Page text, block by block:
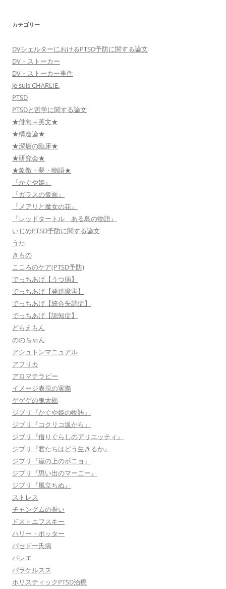
カテゴリー
DVシェルターにおけるPTSD予防に関する論文
DV・ストーカー
DV・ストーカー事件
Je suis CHARLIE.
PTSD
PTSDと哲学に関する論文
★俳句＋英文★
★構造論★
★深層の臨床★
★研究会★
★象徴・夢・物語★
『かぐや姫』
『ガラスの仮面』
『メアリと魔女の花』
『レッドタートル ある島の物語』
いじめPTSD予防に関する論文
うた
きもの
こころのケア(PTSD予防)
でっちあげ【うつ病】
でっちあげ【発達障害】
でっちあげ【統合失調症】
でっちあげ【認知症】
どらえもん
ののちゃん
アシュトンマニュアル
アフリカ
アロマテラピー
イメージ表現の実際
ゲゲゲの鬼太郎
ジブリ『かぐや姫の物語』
ジブリ『コクリコ坂から』
ジブリ『借りぐらしのアリエッティ』
ジブリ『君たちはどう生きるか』
ジブリ『崖の上のポニョ』
ジブリ『思い出のマーニー』
ジブリ『風立ちぬ』
ストレス
チャングムの誓い
ドストエフスキー
ハリー・ポッター
バセドー氏病
バレエ
パラケルスス
ホリスティックPTSD治療